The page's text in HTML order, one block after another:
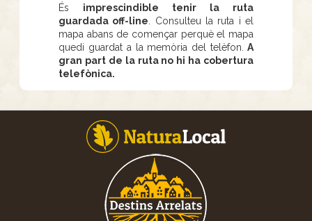
És imprescindible tenir la ruta
guardada off-line . Consulteu la ruta i el
mapa abans de començar perquè el mapa
quedi guardat a la memòria del telèfon. A
gran part de la ruta no hi ha cobertura
telefònica.